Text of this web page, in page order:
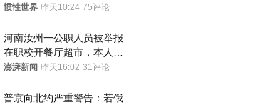
后嘱托已公开
惯性世界 昨天10:24 75评论
河南汝州一公职人员被举报
在职校开餐厅超市，本人回
应称“是给别人帮忙”
澎湃新闻 昨天16:02 31评论
普京向北约严重警告：若俄